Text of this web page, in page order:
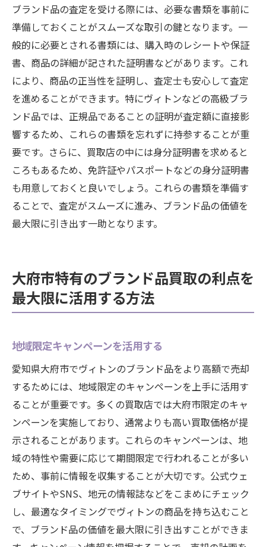
ブランド品の査定を受ける際には、必要な書類を事前に
準備しておくことがスムーズな取引の鍵となります。一
般的に必要とされる書類には、購入時のレシートや保証
書、商品の詳細が記された証明書などがあります。これ
により、商品の正当性を証明し、査定士も安心して査定
を進めることができます。特にヴィトンなどの高級ブラ
ンド品では、正規品であることの証明が査定額に直接影
響するため、これらの書類を忘れずに持参することが重
要です。さらに、買取店の中には身分証明書を求めると
ころもあるため、免許証やパスポートなどの身分証明書
も用意しておくと良いでしょう。これらの書類を準備す
ることで、査定がスムーズに進み、ブランド品の価値を
最大限に引き出す一助となります。
大府市特有のブランド品買取の利点を
最大限に活用する方法
地域限定キャンペーンを活用する
愛知県大府市でヴィトンのブランド品をより高額で売却
するためには、地域限定のキャンペーンを上手に活用す
ることが重要です。多くの買取店では大府市限定のキャ
ンペーンを実施しており、通常よりも高い買取価格が提
示されることがあります。これらのキャンペーンは、地
域の特性や需要に応じて期間限定で行われることが多い
ため、事前に情報を収集することが大切です。公式ウェ
ブサイトやSNS、地元の情報誌などをこまめにチェック
し、最適なタイミングでヴィトンの商品を持ち込むこと
で、ブランド品の価値を最大限に引き出すことができま